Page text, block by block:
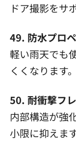
ドア撮影をサ
49. 防水プロ
軽い雨天でも
くくなります。
50. 耐衝撃フ
内部構造が強
小限に抑えま